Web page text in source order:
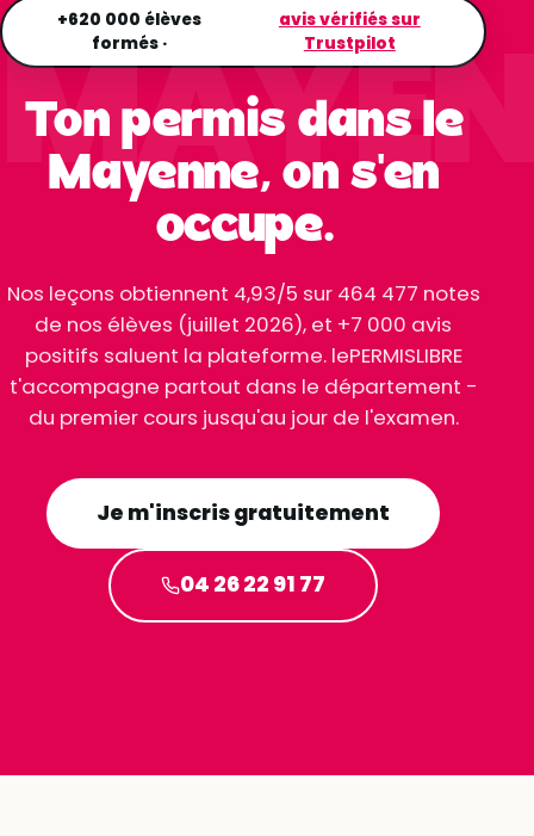
+620 000 élèves
formés ·
avis vérifiés sur
Trustpilot
Ton permis dans le
Mayenne, on s'en
occupe.
Nos leçons obtiennent 4,93/5 sur 464 477 notes
de nos élèves (juillet 2026), et +7 000 avis
positifs saluent la plateforme. lePERMISLIBRE
t'accompagne partout dans le département -
du premier cours jusqu'au jour de l'examen.
Je m'inscris gratuitement
04 26 22 91 77